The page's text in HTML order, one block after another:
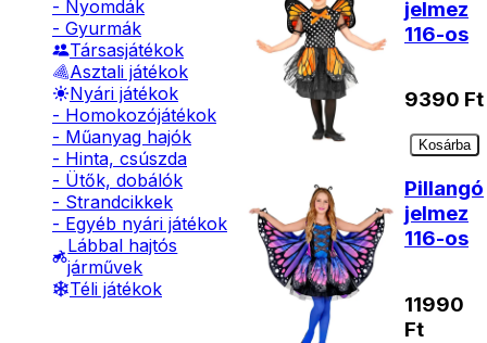
- Nyomdák
- Gyurmák
Társasjátékok
Asztali játékok
Nyári játékok
- Homokozójátékok
- Műanyag hajók
- Hinta, csúszda
- Ütők, dobálók
- Strandcikkek
- Egyéb nyári játékok
Lábbal hajtós
járművek
Téli játékok
jelmez
116-os
9390 Ft
Kosárba
Pillangó
jelmez
116-os
11990
Ft